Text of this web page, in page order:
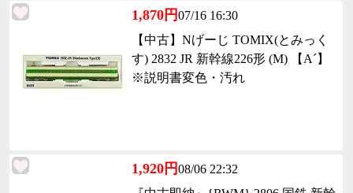
1,870円07/16 16:30
【中古】Nげーじ TOMIX(とみっく
す) 2832 JR 新幹線226形 (M) 【A´】
※説明書変色・汚れ
1,920円08/06 22:32